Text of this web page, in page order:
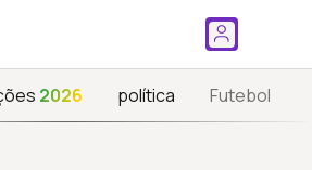
2026 política Futebol